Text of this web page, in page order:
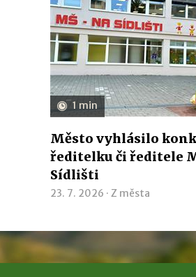
1 min
Město vyhlásilo
ředitelku či ředitele
Sídlišti
23. 7. 2026 · Z města